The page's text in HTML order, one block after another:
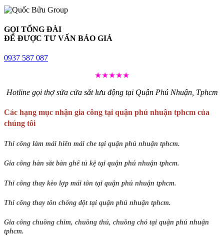
GỌI TỔNG ĐÀI
ĐỂ ĐƯỢC TƯ VẤN BÁO GIÁ
0937 587 087
★★★★★
Hotline gọi thợ sửa cửa sắt lưu động tại Quận Phú Nhuận, Tphcm
Các hạng mục nhận gia công tại quận phú nhuận tphcm của
chúng tôi
Thi công làm mái hiên mái che tại quận phú nhuận tphcm.
Gia công hàn sắt bàn ghế tủ kệ tại quận phú nhuận tphcm.
Thi công thay kèo lợp mái tôn tại quận phú nhuận tphcm.
Thi công thay tôn chống dột tại quận phú nhuận tphcm.
Gia công chuồng chim, chuồng thú, chuồng chó tại quận phú nhuận
tphcm.